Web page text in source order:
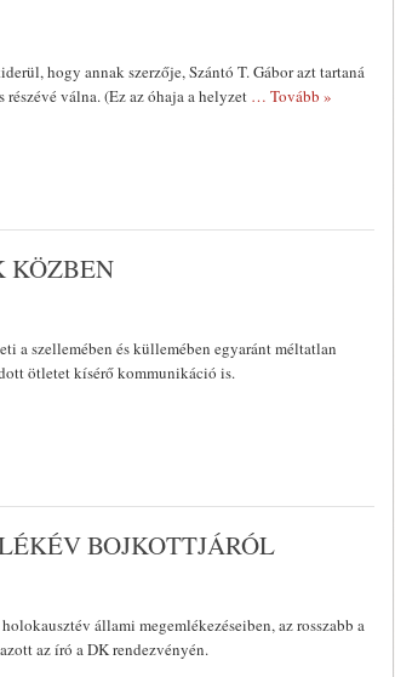
hogy annak szerzője, Szántó T. Gábor azt tartaná
részévé válna. (Ez az óhaja a helyzet … Tovább »
KÖZBEN
a szellemében és küllemében egyaránt méltatlan
ötletet kísérő kommunikáció is.
BOJKOTTJÁRÓL
állami megemlékezéseiben, az rosszabb a
az író a DK rendezvényén.